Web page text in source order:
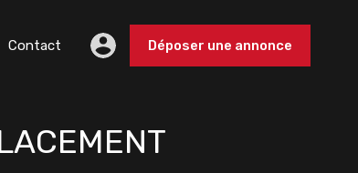
Contact Déposer une annonce